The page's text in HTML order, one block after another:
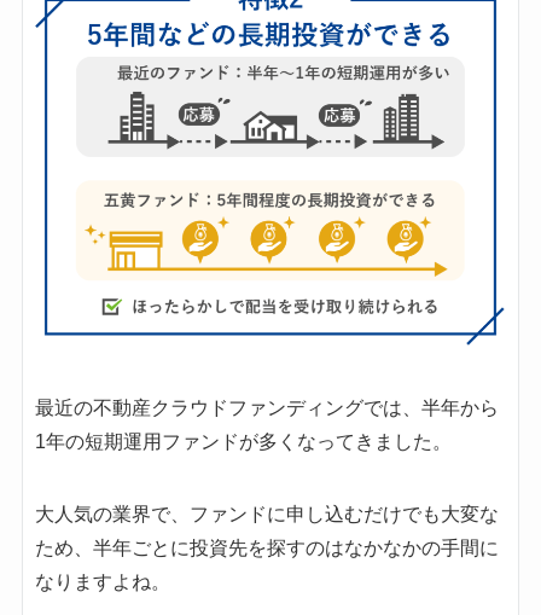
最近の不動産クラウドファンディングでは、半年から
1年の短期運用ファンドが多くなってきました。
大人気の業界で、ファンドに申し込むだけでも大変な
ため、半年ごとに投資先を探すのはなかなかの手間に
なりますよね。